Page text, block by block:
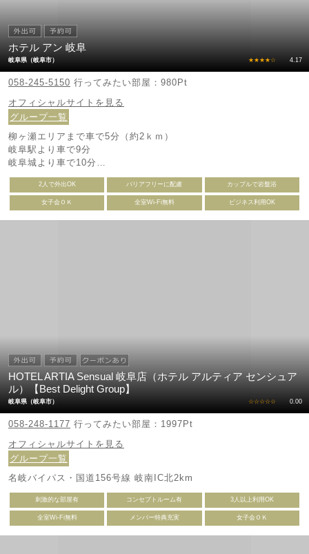
ホテル アン 岐阜
岐阜県（岐阜市） ★★★★☆ 4.17
058-245-5150 行ってみたい部屋：980Pt
オフィシャルサイトを見る
グループ一覧
柳ヶ瀬エリアまで車で5分（約2ｋｍ）
岐阜駅より車で9分
岐阜城より車で10分
岐阜各務原ICより車で15分
イオンモール各務原より車15分
2人で外出OK バリアフリーに配慮 カップルで岩盤浴
女子会ＯＫ 全室Wi-Fi無料 ビジネス利用OK
HOTEL ARTIA Sensual 岐阜店（ホテル アルティア センシュア
ル）【Best Delight Group】
岐阜県（岐阜市） ☆☆☆☆☆ 0.00
058-248-1177 行ってみたい部屋：1997Pt
オフィシャルサイトを見る
グループ一覧
名岐バイパス・国道156号線 岐南IC北2km
刺激的な部屋有 コンセプトルーム有 3人以上利用OK
全室Wi-Fi無料 メンバー特典充実 女子会ＯＫ